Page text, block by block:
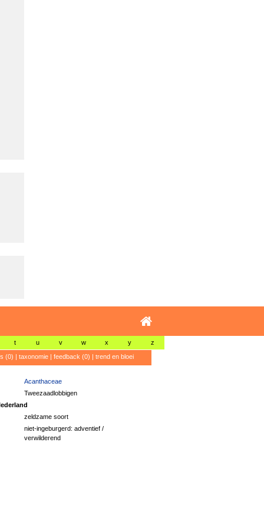
t u v w x y z
(0) | taxonomie| feedback (0) | trend en bloei
Acanthaceae
Tweezaadlobbigen
zeldzame soort
niet-ingeburgerd: adventief /
verwilderend